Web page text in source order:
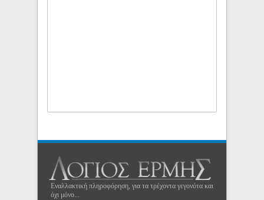
Εναλλακτική πληροφόρηση, για τα τρέχοντα γεγονότα και
όχι μόνο...